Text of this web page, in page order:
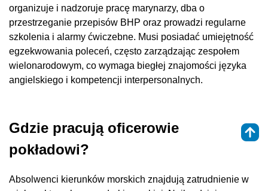
organizuje i nadzoruje pracę marynarzy, dba o
przestrzeganie przepisów BHP oraz prowadzi regularne
szkolenia i alarmy ćwiczebne. Musi posiadać umiejętność
egzekwowania poleceń, często zarządzając zespołem
wielonarodowym, co wymaga biegłej znajomości języka
angielskiego i kompetencji interpersonalnych.
Gdzie pracują oficerowie
pokładowi?
Absolwenci kierunków morskich znajdują zatrudnienie w